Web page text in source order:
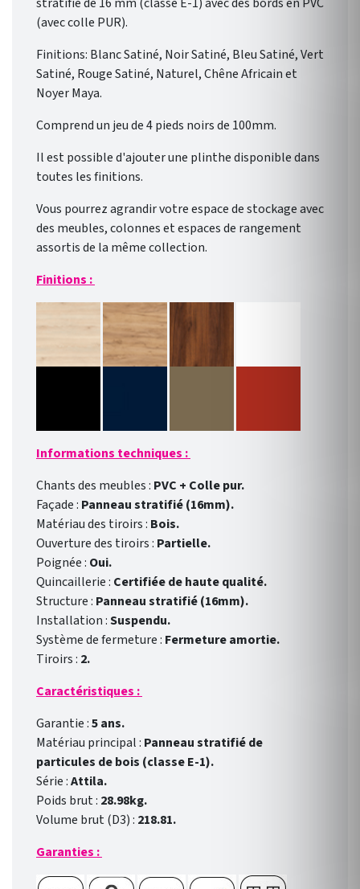
(avec colle PUR).
Finitions: Blanc Satiné, Noir Satiné, Bleu Satiné, Vert
Satiné, Rouge Satiné, Naturel, Chêne Africain et
Noyer Maya.
Comprend un jeu de 4 pieds noirs de 100mm.
Il est possible d'ajouter une plinthe disponible dans
toutes les finitions.
Vous pourrez agrandir votre espace de stockage avec
des meubles, colonnes et espaces de rangement
assortis de la même collection.
Finitions :
Informations techniques :
Chants des meubles : PVC + Colle pur.
Façade : Panneau stratifié (16mm).
Matériau des tiroirs : Bois.
Ouverture des tiroirs : Partielle.
Poignée : Oui.
Quincaillerie : Certifiée de haute qualité.
Structure : Panneau stratifié (16mm).
Installation :Suspendu.
Système de fermeture : Fermeture amortie.
Tiroirs : 2.
Caractéristiques :
Garantie :5 ans.
Matériau principal : Panneau stratifié de
particules de bois (classe E-1).
Série :Attila.
Poids brut : 28.98kg.
Volume brut (D3) : 218.81.
Garanties :